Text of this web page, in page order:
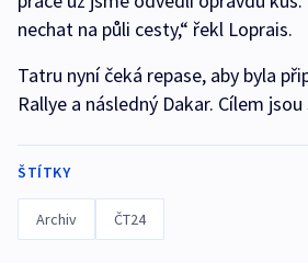
nechat na půli cesty,“ řekl Loprais.
Tatru nyní čeká repase, aby byla
Rallye a následný Dakar. Cílem
ŠTÍTKY
Archiv ČT24